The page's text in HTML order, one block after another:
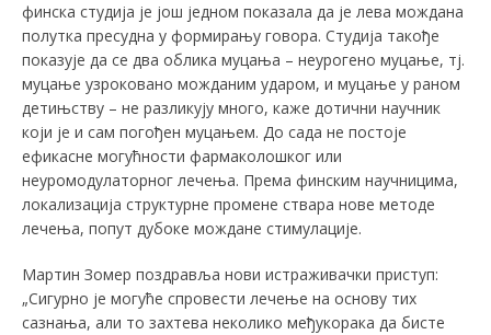
финска студија је још једном показала да је лева мождана
полутка пресудна у формирању говора. Студија такође
показује да се два облика муцања – неурогено муцање, тј.
муцање узроковано можданим ударом, и муцање у раном
детињству – не разликују много, каже дотични научник
који је и сам погођен муцањем. До сада не постоје
ефикасне могућности фармаколошког или
неуромодулаторног лечења. Према финским научницима,
локализација структурне промене ствара нове методе
лечења, попут дубоке мождане стимулације.
Мартин Зомер поздравља нови истраживачки приступ:
„Сигурно је могуће спровести лечење на основу тих
сазнања, али то захтева неколико међукорака да бисте